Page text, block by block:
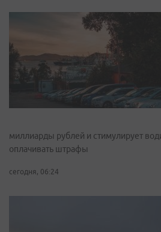
миллиарды рублей и стимулирует
оплачивать штрафы
сегодня, 06:24